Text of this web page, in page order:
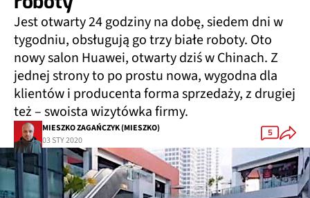
Jest otwarty 24 godziny na dobę, siedem dni w
tygodniu, obsługują go trzy białe roboty. Oto
nowy salon Huawei, otwarty dziś w Chinach. Z
jednej strony to po prostu nowa, wygodna dla
klientów i producenta forma sprzedaży, z drugiej
też – swoista wizytówka firmy.
MIESZKO ZAGAŃCZYK (MIESZKO)
03 STY 2020
5